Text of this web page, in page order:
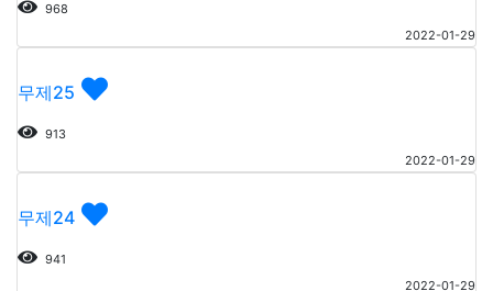
968
2022-01-29
무제25
913
2022-01-29
무제24
941
2022-01-29